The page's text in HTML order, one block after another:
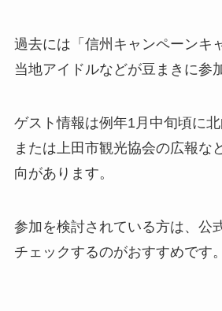
過去には「信州キャンペーンキ
当地アイドルなどが豆まきに参
ゲスト情報は例年1月中旬頃に
または上田市観光協会の広報な
向があります。
参加を検討されている方は、公
チェックするのがおすすめです。